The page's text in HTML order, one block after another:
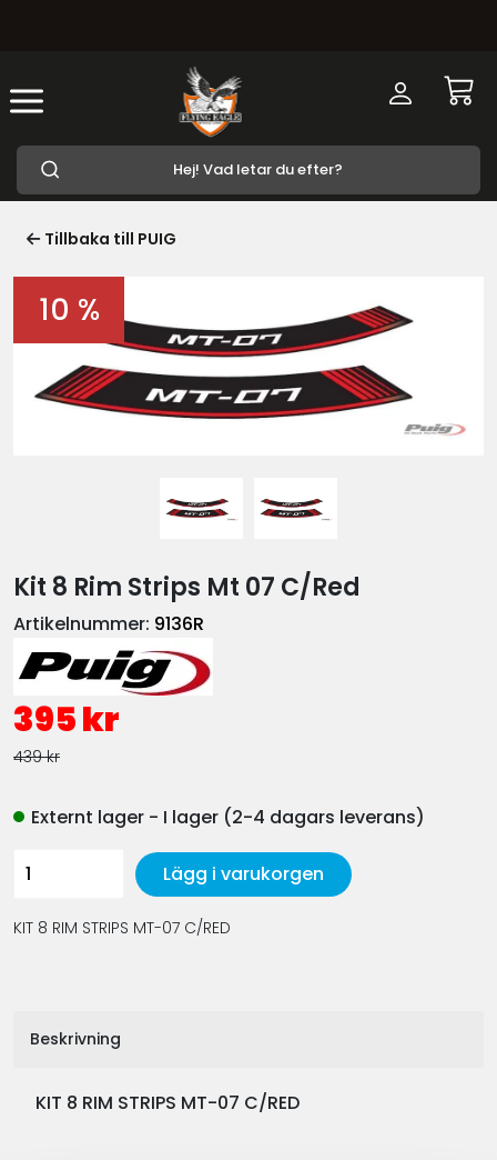
Tillbaka till PUIG
10 %
Kit 8 Rim Strips Mt 07 C/Red
Artikelnummer: 9136R
395 kr
439 kr
Externt lager - I lager (2-4 dagars leverans)
Lägg i varukorgen
KIT 8 RIM STRIPS MT-07 C/RED
Beskrivning
KIT 8 RIM STRIPS MT-07 C/RED